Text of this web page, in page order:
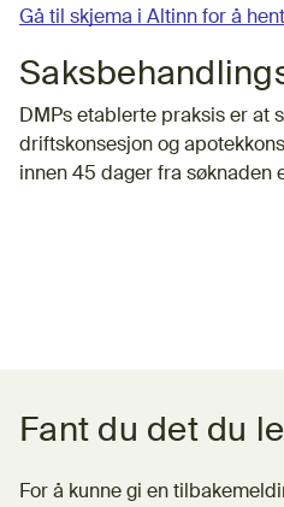
Gå til skjema i Altinn for å
DMPs etablerte praksis er at
driftskonsesjon og
innen 45 dager fra søknaden
Fant du det du
For å kunne gi en